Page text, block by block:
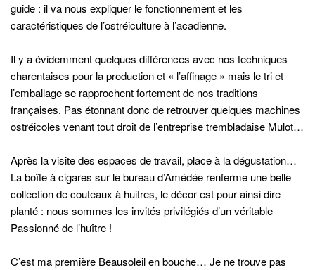
guide : il va nous expliquer le fonctionnement et les
caractéristiques de l’ostréiculture à l’acadienne.
Il y a évidemment quelques différences avec nos techniques
charentaises pour la production et « l’affinage » mais le tri et
l’emballage se rapprochent fortement de nos traditions
françaises. Pas étonnant donc de retrouver quelques machines
ostréicoles venant tout droit de l’entreprise trembladaise Mulot…
Après la visite des espaces de travail, place à la dégustation…
La boîte à cigares sur le bureau d’Amédée renferme une belle
collection de couteaux à huitres, le décor est pour ainsi dire
planté : nous sommes les invités privilégiés d’un véritable
Passionné de l’huître !
C’est ma première Beausoleil en bouche… Je ne trouve pas